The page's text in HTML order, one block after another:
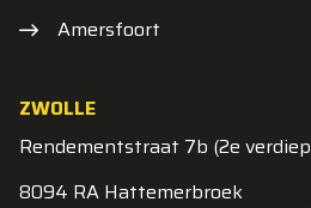
Amersfoort
ZWOLLE
Rendementstraat 7b (2e
8094 RA Hattemerbroek